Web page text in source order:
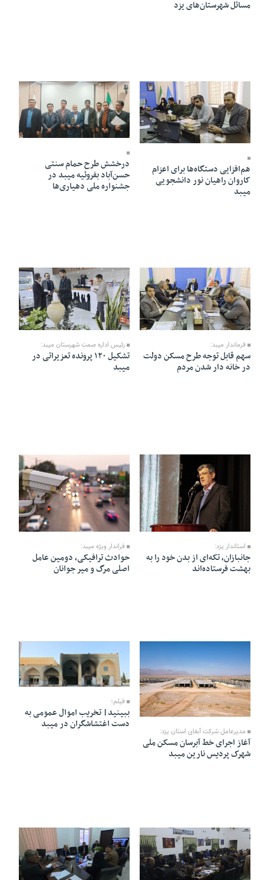
مسائل شهرستان‌های یزد
11 Bahman 1404 - 13:57
هم‌افزایی دستگاه‌ها برای اعزام
کاروان راهیان نور دانشجویی
میبد
09 Bahman 1404 - 15:03
درخشش طرح حمام سنتی
حسن‌آباد بفروئیه میبد در
جشنواره ملی دهیاری‌ها
07 Bahman 1404 - 16:47
فرماندار میبد:
سهم قابل توجه طرح مسکن دولت
در خانه دار شدن مردم
06 Bahman 1404 - 13:58
رئیس اداره صمت شهرستان میبد:
تشکیل ۱۲۰ پرونده تعزیراتی در
میبد
استاندار یزد:
جانبازان، تکه‌ای از بدن خود را به
بهشت فرستاده‌اند
02 Bahman 1404 - 14:10
فراندار ویژه میبد:
حوادث ترافیکی، دومین عامل
اصلی مرگ و میر جوانان
29 Dey 1404 - 12:50
مدیرعامل شرکت آبفای استان یزد:
آغاز اجرای خط آبرسان مسکن ملی
شهرک پردیس نارین میبد
21 Dey 1404 - 13:59
فیلم؛
ببینید| تخریب اموال عمومی به
دست اغتشاشگران در میبد